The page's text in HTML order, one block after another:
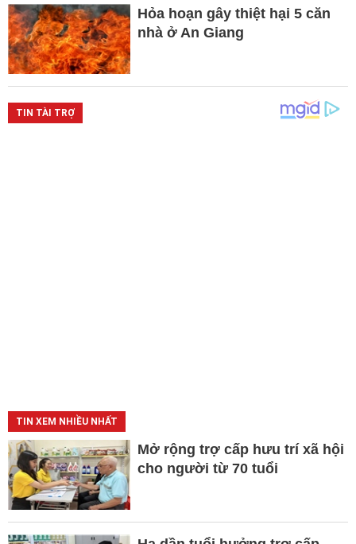
Hỏa hoạn gây thiệt hại 5 căn
nhà ở An Giang
TIN XEM NHIỀU NHẤT
Mở rộng trợ cấp hưu trí xã hội
cho người từ 70 tuổi